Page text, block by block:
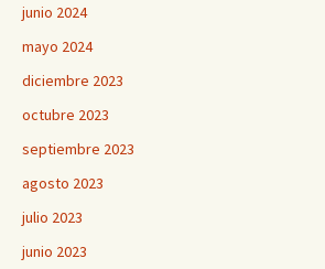
junio 2024
mayo 2024
diciembre 2023
octubre 2023
septiembre 2023
agosto 2023
julio 2023
junio 2023